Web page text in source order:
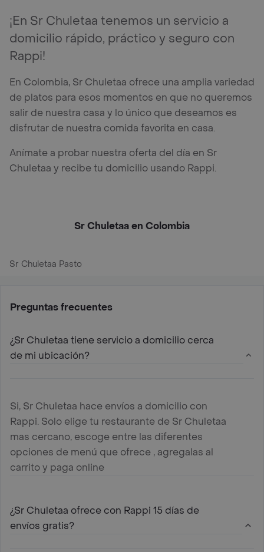
¡En Sr Chuletaa tenemos un servicio a
domicilio rápido, práctico y seguro con
Rappi!
En Colombia, Sr Chuletaa ofrece una amplia variedad
de platos para esos momentos en que no queremos
salir de nuestra casa y lo único que deseamos es
disfrutar de nuestra comida favorita en casa.
Anímate a probar nuestra oferta del día en Sr
Chuletaa y recibe tu domicilio usando Rappi.
Sr Chuletaa en Colombia
Sr Chuletaa Pasto
Preguntas frecuentes
¿Sr Chuletaa tiene servicio a domicilio cerca
de mi ubicación?
Si, Sr Chuletaa hace envíos a domicilio con
Rappi. Solo elige tu restaurante de Sr Chuletaa
mas cercano, escoge entre las diferentes
opciones de menú que ofrece , agregalas al
carrito y paga online
¿Sr Chuletaa ofrece con Rappi 15 días de
envíos gratis?